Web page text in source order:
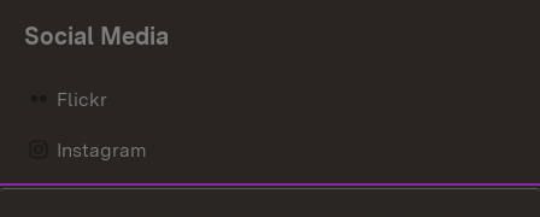
Social Media
Flickr
Instagram